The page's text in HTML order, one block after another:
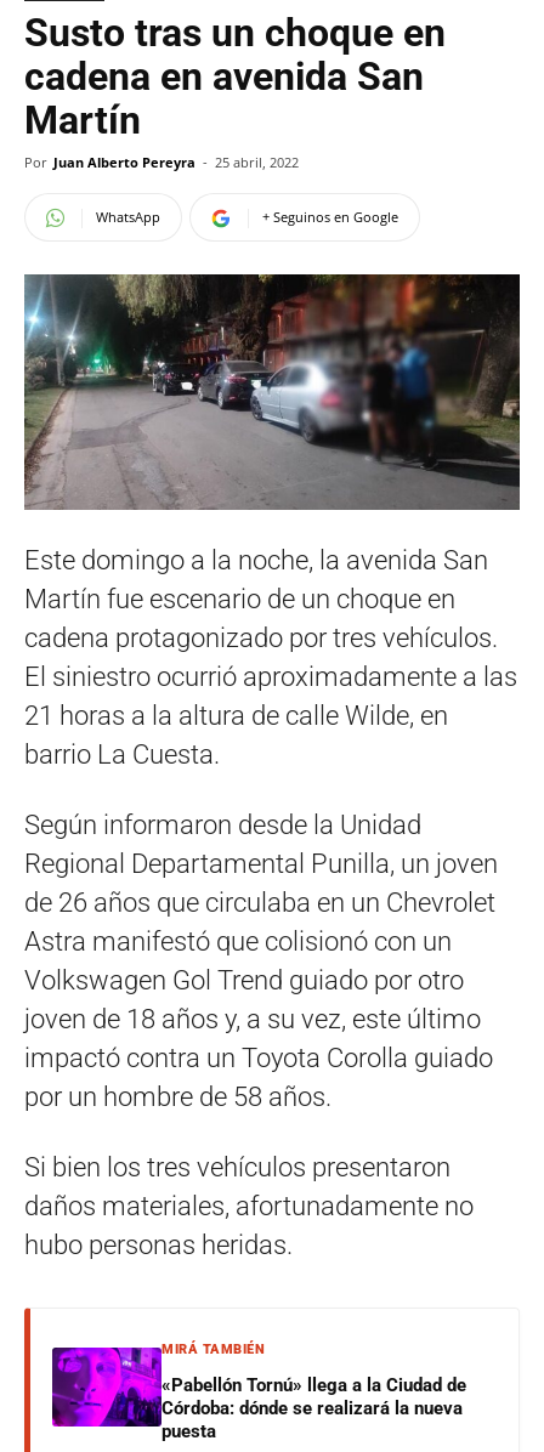
Susto tras un choque en
cadena en avenida San
Martín
Por Juan Alberto Pereyra - 25 abril, 2022
WhatsApp + Seguinos en Google
Este domingo a la noche, la avenida San
Martín fue escenario de un choque en
cadena protagonizado por tres vehículos.
El siniestro ocurrió aproximadamente a las
21 horas a la altura de calle Wilde, en
barrio La Cuesta.
Según informaron desde la Unidad
Regional Departamental Punilla, un joven
de 26 años que circulaba en un Chevrolet
Astra manifestó que colisionó con un
Volkswagen Gol Trend guiado por otro
joven de 18 años y, a su vez, este último
impactó contra un Toyota Corolla guiado
por un hombre de 58 años.
Si bien los tres vehículos presentaron
daños materiales, afortunadamente no
hubo personas heridas.
MIRÁ TAMBIÉN
«Pabellón Tornú» llega a la Ciudad de
Córdoba: dónde se realizará la nueva
puesta